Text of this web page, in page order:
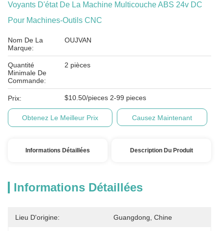
Voyants D'état De La Machine Multicouche ABS 24v DC
Pour Machines-Outils CNC
Nom De La
Marque:
OUJVAN
Quantité
Minimale De
Commande:
2 pièces
Prix: $10.50/pieces 2-99 pieces
Obtenez Le Meilleur Prix Causez Maintenant
Informations Détaillées Description Du Produit
Informations Détaillées
Lieu D'origine: Guangdong, Chine